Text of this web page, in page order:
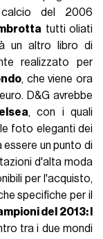
del 2006
tutti oliati
un altro libro di
realizzato per
, che viene ora
D&G avrebbe
, con i quali
foto eleganti dei
un punto di
d'alta moda
per l'acquisto,
specifiche per il
del 2013: I
tra i due mondi